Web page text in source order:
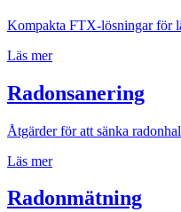
Kompakta FTX-lösningar för
Läs mer
Radonsanering
Åtgärder för att sänka
Läs mer
Radonmätning